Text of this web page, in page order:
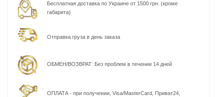
Бесплатная доставка по Украине от 1500 грн. (кроме
габарита)
Отправка груза в день заказа
ОБМЕН/ВОЗВРАТ: Без проблем в течении 14 дней
ОПЛАТА - при получении, Visa/MasterCard, Приват24,